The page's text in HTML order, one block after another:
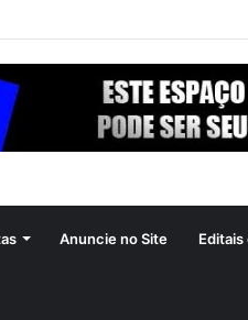
Anuncie no Site